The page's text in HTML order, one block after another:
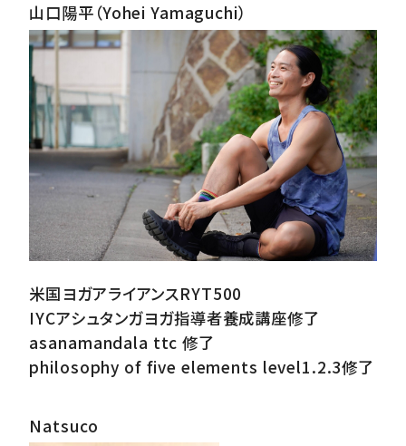
山口陽平（Yohei Yamaguchi）
米国ヨガアライアンスRYT500
IYCアシュタンガヨガ指導者養成講座修了
asanamandala ttc 修了
philosophy of five elements level1.2.3修了
Natsuco